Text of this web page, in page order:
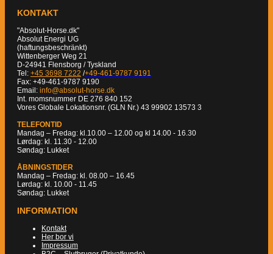
KONTAKT
"Absolut-Horse.dk"
Absolut Energi UG
(haftungsbeschränkt)
Wittenberger Weg 21
D-24941 Flensborg / Tyskland
Tel: +45 3698 7222 /+49-461-9787 9191
Fax: +49-461-9787 9190
Email: info@absolut-horse.dk
Int. momsnummer DE 276 840 152
Vores Globale Lokationsnr. (GLN Nr.) 43 99902 13573 3
TELEFONTID
Mandag – Fredag: kl.10.00 – 12.00 og kl 14.00 - 16.30
Lørdag: kl. 11.30 - 12.00
Søndag: Lukket
ÅBNINGSTIDER
Mandag – Fredag: kl. 08.00 – 16.45
Lørdag: kl. 10.00 - 11.45
Søndag: Lukket
INFORMATION
Kontakt
Her bor vi
Impressum